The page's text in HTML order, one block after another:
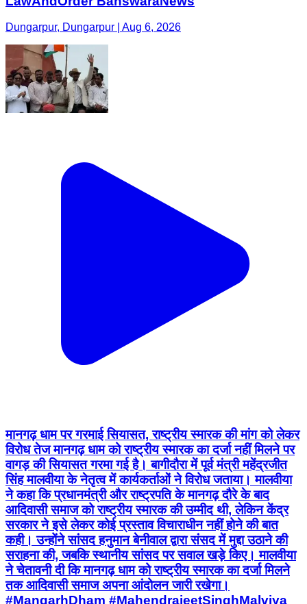
Dungarpur, Dungarpur | Aug 6, 2026
मानगढ़ धाम पर गरमाई सियासत, राष्ट्रीय स्मारक की मांग को लेकर
विरोध तेज मानगढ़ धाम को राष्ट्रीय स्मारक का दर्जा नहीं मिलने पर
वागड़ की सियासत गरमा गई है। बागीदौरा में पूर्व मंत्री महेंद्रजीत
सिंह मालवीया के नेतृत्व में कार्यकर्ताओं ने विरोध जताया। मालवीया
ने कहा कि प्रधानमंत्री और राष्ट्रपति के मानगढ़ दौरे के बाद
आदिवासी समाज को राष्ट्रीय स्मारक की उम्मीद थी, लेकिन केंद्र
सरकार ने इसे लेकर कोई प्रस्ताव विचाराधीन नहीं होने की बात
कही। उन्होंने सांसद हनुमान बेनीवाल द्वारा संसद में मुद्दा उठाने की
सराहना की, जबकि स्थानीय सांसद पर सवाल खड़े किए। मालवीया
ने चेतावनी दी कि मानगढ़ धाम को राष्ट्रीय स्मारक का दर्जा मिलने
तक आदिवासी समाज अपना आंदोलन जारी रखेगा।
#MangarhDham #MahendrajeetSinghMalviya